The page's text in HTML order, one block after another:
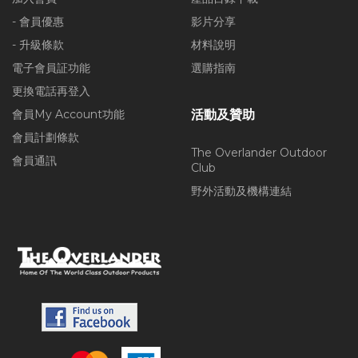
- 會員優惠
- 升級條款
電子會員証功能
更換電話再登入
會員My Account功能
會員計劃條款
會員通訊
影片分享
材料說明
選購指南
活動及贊助
The Overlander Outdoor
Club
野外活動及機構連結